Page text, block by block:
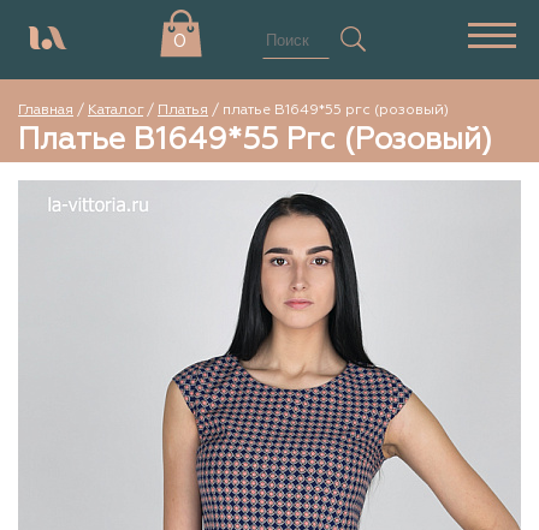
0
Главная / Каталог/ Платья / платье В1649*55 ргс (розовый)
Платье В1649*55 Ргс (розовый)